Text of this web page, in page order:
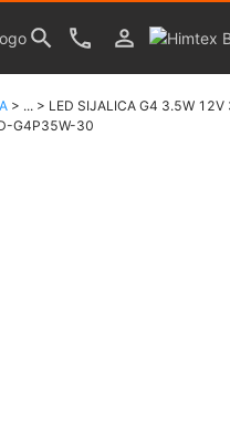
> ... > LED SIJALICA G4 3.5W
G4P35W-30